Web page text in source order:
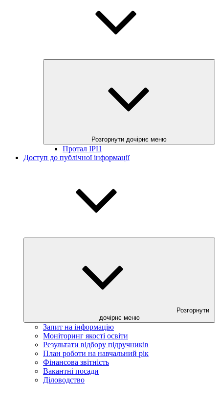
Розгорнути дочірнє меню
Протал ІРЦ
Доступ до публічної інформації
Розгорнути
дочірнє меню
Запит на інформацію
Моніторинг якості освіти
Результати відбору підручників
План роботи на навчальний рік
Фінансова звітність
Вакантні посади
Діловодство